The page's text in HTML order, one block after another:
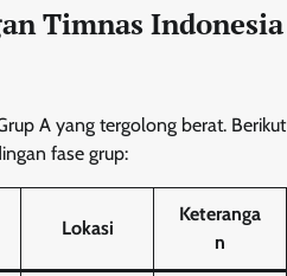
Timnas Indonesia
A yang tergolong berat. Berikut
fase grup:
Lokasi
Keteranga
n